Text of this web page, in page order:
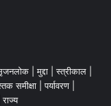
मुद्दा स्त्रीकाल
समीक्षा पर्यावरण
राज्य